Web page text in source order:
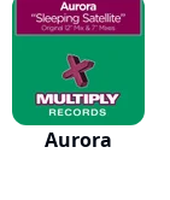
Aurora